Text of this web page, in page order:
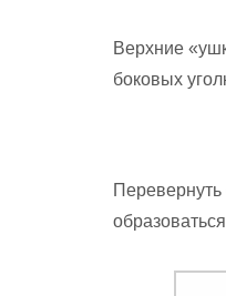
Верхние
боковых